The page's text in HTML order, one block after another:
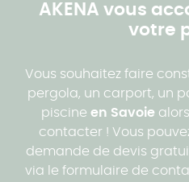
AKENA vous
votre
Vous souhaitez faire
pergola, un carport, un
piscine en Savoie
contacter ! Vous
demande de devis
via le formulaire de